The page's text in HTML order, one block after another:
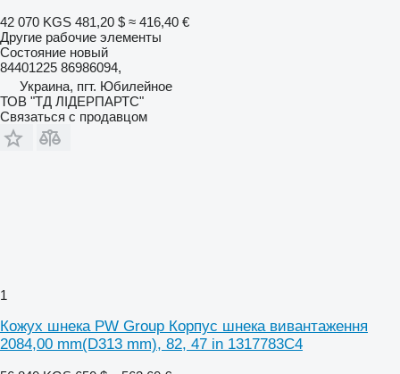
42 070 KGS 481,20 $ ≈ 416,40 €
Другие рабочие элементы
Состояние новый
84401225 86986094,
Украина, пгт. Юбилейное
ТОВ "ТД ЛІДЕРПАРТС"
Связаться с продавцом
1
Кожух шнека PW Group Корпус шнека вивантаження
2084,00 mm(D313 mm), 82, 47 in 1317783C4